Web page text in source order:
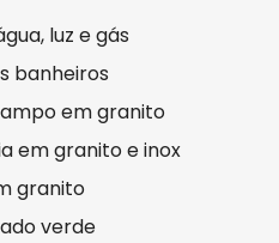
luz e gás
banheiros
em granito
em granito e inox
granito
verde